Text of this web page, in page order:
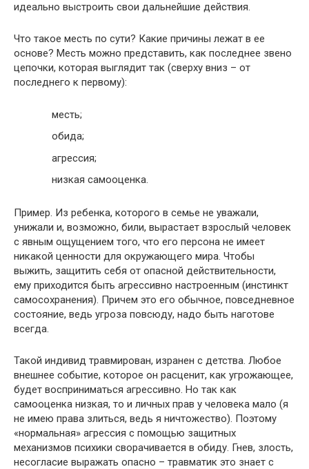
идеально выстроить свои дальнейшие действия.
Что такое месть по сути? Какие причины лежат в ее
основе? Месть можно представить, как последнее звено
цепочки, которая выглядит так (сверху вниз – от
последнего к первому):
месть;
обида;
агрессия;
низкая самооценка.
Пример. Из ребенка, которого в семье не уважали,
унижали и, возможно, били, вырастает взрослый человек
с явным ощущением того, что его персона не имеет
никакой ценности для окружающего мира. Чтобы
выжить, защитить себя от опасной действительности,
ему приходится быть агрессивно настроенным (инстинкт
самосохранения). Причем это его обычное, повседневное
состояние, ведь угроза повсюду, надо быть наготове
всегда.
Такой индивид травмирован, изранен с детства. Любое
внешнее событие, которое он расценит, как угрожающее,
будет восприниматься агрессивно. Но так как
самооценка низкая, то и личных прав у человека мало (я
не имею права злиться, ведь я ничтожество). Поэтому
«нормальная» агрессия с помощью защитных
механизмов психики сворачивается в обиду. Гнев, злость,
несогласие выражать опасно – травматик это знает с